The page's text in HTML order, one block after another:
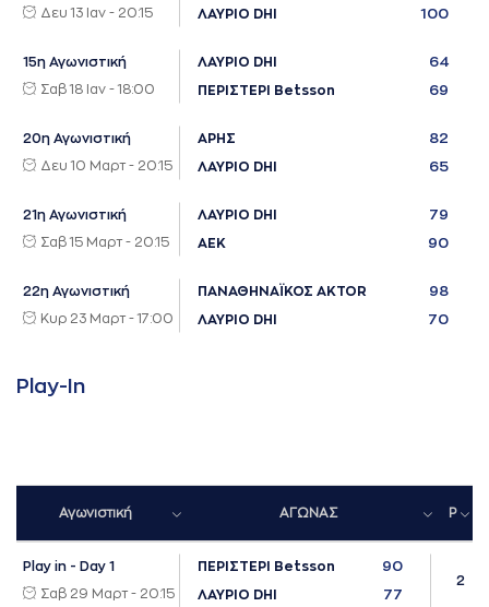
Δευ 13 Ιαν - 20:15 ΛΑΥΡΙΟ DHI 100
15η Αγωνιστική
Σαβ 18 Ιαν - 18:00
ΛΑΥΡΙΟ DHI 64
ΠΕΡΙΣΤΕΡΙ Betsson 69
20η Αγωνιστική
Δευ 10 Μαρτ - 20:15
ΑΡΗΣ 82
ΛΑΥΡΙΟ DHI 65
21η Αγωνιστική
Σαβ 15 Μαρτ - 20:15
ΛΑΥΡΙΟ DHI 79
ΑΕΚ 90
22η Αγωνιστική
Κυρ 23 Μαρτ - 17:00
ΠΑΝΑΘΗΝΑΪΚΟΣ AKTOR 98
ΛΑΥΡΙΟ DHI 70
Play-Ιn
Αγωνιστική ΑΓΩΝΑΣ P
Play in - Day 1
Σαβ 29 Μαρτ - 20:15
ΠΕΡΙΣΤΕΡΙ Betsson 90
ΛΑΥΡΙΟ DHI 77
2